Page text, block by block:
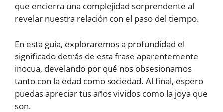
que encierra una complejidad sorprendente al
revelar nuestra relación con el paso del tiempo.
En esta guía, exploraremos a profundidad el
significado detrás de esta frase aparentemente
inocua, develando por qué nos obsesionamos
tanto con la edad como sociedad. Al final, espero
puedas apreciar tus años vividos como la joya que
son.